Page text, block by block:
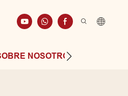
NOSOTROS